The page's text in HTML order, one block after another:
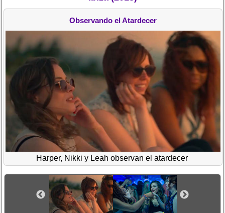
Observando el Atardecer
Harper, Nikki y Leah observan el atardecer